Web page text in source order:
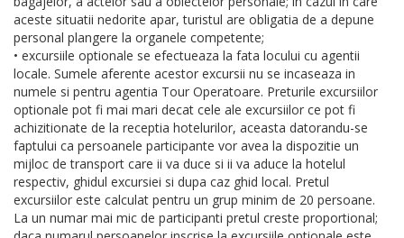
aceste situatii nedorite apar, turistul are obligatia de a depune
personal plangere la organele competente;
• excursiile optionale se efectueaza la fata locului cu agentii
locale. Sumele aferente acestor excursii nu se incaseaza in
numele si pentru agentia Tour Operatoare. Preturile excursiilor
optionale pot fi mai mari decat cele ale excursiilor ce pot fi
achizitionate de la receptia hotelurilor, aceasta datorandu-se
faptului ca persoanele participante vor avea la dispozitie un
mijloc de transport care ii va duce si ii va aduce la hotelul
respectiv, ghidul excursiei si dupa caz ghid local. Pretul
excursiilor este calculat pentru un grup minim de 20 persoane.
La un numar mai mic de participanti pretul creste proportional;